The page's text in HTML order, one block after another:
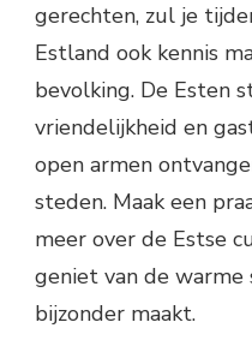
gerechten, zul je
Estland ook kennis
bevolking. De Esten
vriendelijkheid en
open armen
steden. Maak een
meer over de Estse
geniet van de
bijzonder maakt.